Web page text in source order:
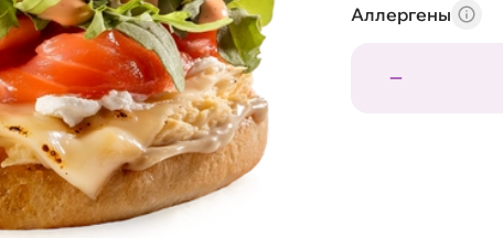
Аллергены